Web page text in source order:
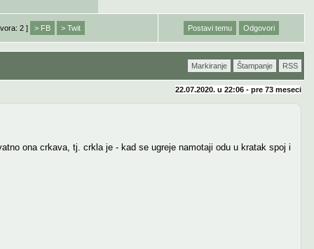
2 ] > FB > Twit Postavi temu Odgovori
Markiranje Štampanje RSS
22.07.2020. u 22:06 - pre 73 meseci
ona crkava, tj. crkla je - kad se ugreje namotaji odu u kratak spoj i